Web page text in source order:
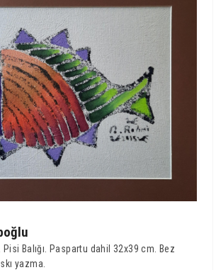
Balığı. Paspartu dahil 32x39 cm. Bez
yazma.